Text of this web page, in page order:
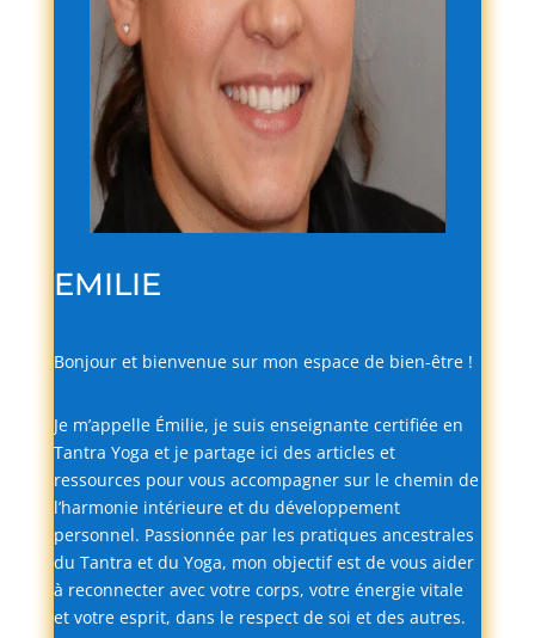
EMILIE
Bonjour et bienvenue sur mon espace de bien-être !
Je m’appelle Émilie, je suis enseignante certifiée en
Tantra Yoga et je partage ici des articles et
ressources pour vous accompagner sur le chemin de
l’harmonie intérieure et du développement
personnel. Passionnée par les pratiques ancestrales
du Tantra et du Yoga, mon objectifest de vous aider
à reconnecter avec votre corps, votre énergie vitale
et votre esprit, dans le respect de soi et des autres.